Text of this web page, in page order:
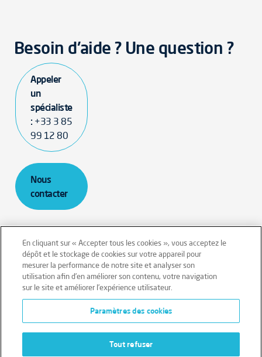
Besoin d'aide ? Une question ?
Appeler
un
spécialiste
: +33 3 85
99 12 80
Nous
contacter
Mentions légales
Conditions générales
Données personnelles
Données personnelles – Volontaires
Cookies
En cliquant sur « Accepter tous les cookies », vous acceptez le
dépôt et le stockage de cookies sur votre appareil pour
mesurer la performance de notre site et analyser son
utilisation afin d’en améliorer son contenu, votre navigation
sur le site et améliorer l’expérience utilisateur.
Paramètres des cookies
Tout refuser